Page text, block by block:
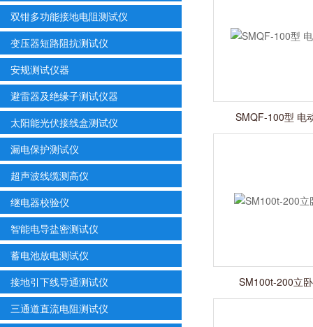
双钳多功能接地电阻测试仪
变压器短路阻抗测试仪
安规测试仪器
避雷器及绝缘子测试仪器
太阳能光伏接线盒测试仪
漏电保护测试仪
超声波线缆测高仪
继电器校验仪
智能电导盐密测试仪
蓄电池放电测试仪
接地引下线导通测试仪
三通道直流电阻测试仪
SMQF-100型 电
SM100t-200立